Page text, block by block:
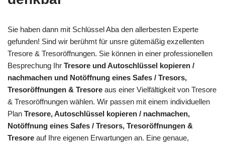
Sie haben dann mit Schlüssel Aba den allerbesten Experte
gefunden! Sind wir berühmt für unsre gütemäßig exzellenten
Tresore & Tresoröffnungen. Sie können in einer professionellen
Besprechung Ihr Tresore und Autoschlüssel kopieren /
nachmachen und Notöffnung eines Safes / Tresors,
Tresoröffnungen & Tresore aus einer Vielfältigkeit von Tresore
& Tresoröffnungen wählen. Wir passen mit einem individuellen
Plan Tresore, Autoschlüssel kopieren / nachmachen,
Notöffnung eines Safes / Tresors, Tresoröffnungen &
Tresore auf Ihre eigenen Erwartungen an. Eine genaue,